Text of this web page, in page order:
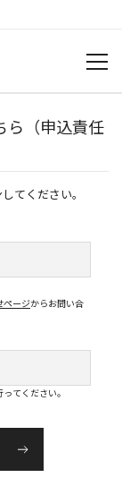
ら（申込責任
てください。
ページからお問い合
てください。